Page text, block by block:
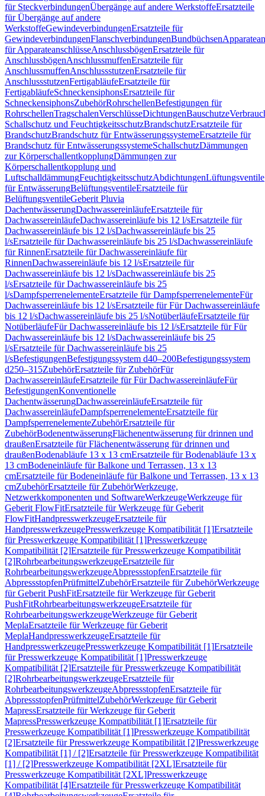
für SteckverbindungenÜbergänge auf andere WerkstoffeErsatzteile
für Übergänge auf andere
WerkstoffeGewindeverbindungenErsatzteile für
GewindeverbindungenFlanschverbindungenBundbüchsen
für ApparateanschlüsseAnschlussbögenErsatzteile für
AnschlussbögenAnschlussmuffenErsatzteile für
AnschlussmuffenAnschlussstutzenErsatzteile für
AnschlussstutzenFertigabläufeErsatzteile für
FertigabläufeSchneckensiphonsErsatzteile für
SchneckensiphonsZubehörRohrschellenBefestigungen für
RohrschellenTragschalenVerschlüsseDichtungenBauschutze
Schallschutz und FeuchtigkeitsschutzBrandschutzErsatzteile für
BrandschutzBrandschutz für EntwässerungssystemeErsatzteile für
Brandschutz für EntwässerungssystemeSchallschutzDämmungen
zur KörperschallentkopplungDämmungen zur
Körperschallentkopplung und
LuftschalldämmungFeuchtigkeitsschutzAbdichtungenLüftungsventile
für EntwässerungBelüftungsventileErsatzteile für
BelüftungsventileGeberit Pluvia
DachentwässerungDachwassereinläufeErsatzteile für
DachwassereinläufeDachwassereinläufe bis 12 l/sErsatzteile für
Dachwassereinläufe bis 12 l/sDachwassereinläufe bis 25
l/sErsatzteile für Dachwassereinläufe bis 25 l/sDachwassereinläufe
für RinnenErsatzteile für Dachwassereinläufe für
RinnenDachwassereinläufe bis 12 l/sErsatzteile für
Dachwassereinläufe bis 12 l/sDachwassereinläufe bis 25
l/sErsatzteile für Dachwassereinläufe bis 25
l/sDampfsperrenelementeErsatzteile für DampfsperrenelementeFür
Dachwassereinläufe bis 12 l/sErsatzteile für Für Dachwassereinläufe
bis 12 l/sDachwassereinläufe bis 25 l/sNotüberläufeErsatzteile für
NotüberläufeFür Dachwassereinläufe bis 12 l/sErsatzteile für Für
Dachwassereinläufe bis 12 l/sDachwassereinläufe bis 25
l/sErsatzteile für Dachwassereinläufe bis 25
l/sBefestigungenBefestigungssystem d40–200Befestigungssystem
d250–315ZubehörErsatzteile für ZubehörFür
DachwassereinläufeErsatzteile für Für DachwassereinläufeFür
BefestigungenKonventionelle
DachentwässerungDachwassereinläufeErsatzteile für
DachwassereinläufeDampfsperrenelementeErsatzteile für
DampfsperrenelementeZubehörErsatzteile für
ZubehörBodenentwässerungFlächenentwässerung für drinnen und
draußenErsatzteile für Flächenentwässerung für drinnen und
draußenBodenabläufe 13 x 13 cmErsatzteile für Bodenabläufe 13 x
13 cmBodeneinläufe für Balkone und Terrassen, 13 x 13
cmErsatzteile für Bodeneinläufe für Balkone und Terrassen, 13 x 13
cmZubehörErsatzteile für ZubehörWerkzeuge,
Netzwerkkomponenten und SoftwareWerkzeugeWerkzeuge für
Geberit FlowFitErsatzteile für Werkzeuge für Geberit
FlowFitHandpresswerkzeugeErsatzteile für
HandpresswerkzeugePresswerkzeuge Kompatibilität [1]Ersatzteile
für Presswerkzeuge Kompatibilität [1]Presswerkzeuge
Kompatibilität [2]Ersatzteile für Presswerkzeuge Kompatibilität
[2]RohrbearbeitungswerkzeugeErsatzteile für
RohrbearbeitungswerkzeugeAbpressstopfenErsatzteile für
AbpressstopfenPrüfmittelZubehörErsatzteile für ZubehörWerkzeuge
für Geberit PushFitErsatzteile für Werkzeuge für Geberit
PushFitRohrbearbeitungswerkzeugeErsatzteile für
RohrbearbeitungswerkzeugeWerkzeuge für Geberit
MeplaErsatzteile für Werkzeuge für Geberit
MeplaHandpresswerkzeugeErsatzteile für
HandpresswerkzeugePresswerkzeuge Kompatibilität [1]Ersatzteile
für Presswerkzeuge Kompatibilität [1]Presswerkzeuge
Kompatibilität [2]Ersatzteile für Presswerkzeuge Kompatibilität
[2]RohrbearbeitungswerkzeugeErsatzteile für
RohrbearbeitungswerkzeugeAbpressstopfenErsatzteile für
AbpressstopfenPrüfmittelZubehörWerkzeuge für Geberit
MapressErsatzteile für Werkzeuge für Geberit
MapressPresswerkzeuge Kompatibilität [1]Ersatzteile für
Presswerkzeuge Kompatibilität [1]Presswerkzeuge Kompatibilität
[2]Ersatzteile für Presswerkzeuge Kompatibilität [2]Presswerkzeuge
Kompatibilität [1] / [2]Ersatzteile für Presswerkzeuge Kompatibilität
[1] / [2]Presswerkzeuge Kompatibilität [2XL]Ersatzteile für
Presswerkzeuge Kompatibilität [2XL]Presswerkzeuge
Kompatibilität [4]Ersatzteile für Presswerkzeuge Kompatibilität